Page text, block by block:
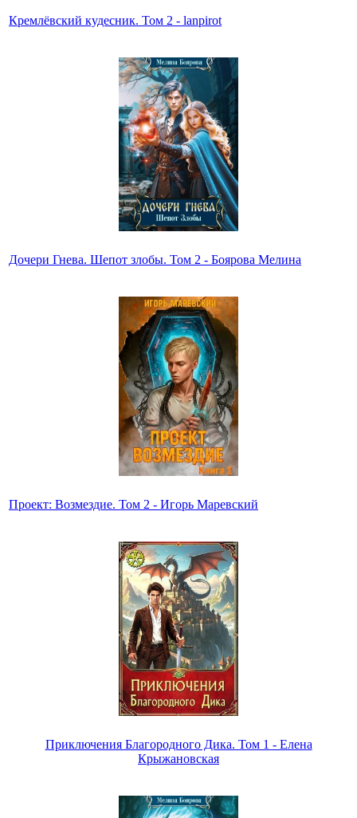
Кремлёвский кудесник. Том 2 - lanpirot
Дочери Гнева. Шепот злобы. Том 2 - Боярова Мелина
Проект: Возмездие. Том 2 - Игорь Маревский
Приключения Благородного Дика. Том 1 - Елена
Крыжановская